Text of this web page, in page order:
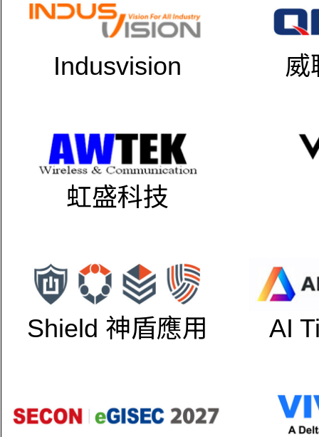
Indusvision 威
虹盛科技
Shield 神盾應用 AI